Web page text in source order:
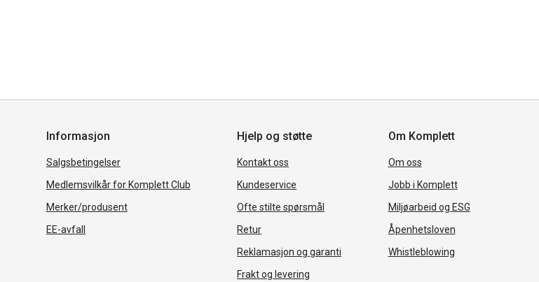
Informasjon
Salgsbetingelser
Medlemsvilkår for Komplett Club
Merker/produsent
EE-avfall
Hjelp og støtte
Kontakt oss
Kundeservice
Ofte stilte spørsmål
Retur
Reklamasjon og garanti
Frakt og levering
Om Komplett
Om oss
Jobb i Komplett
Miljøarbeid og ESG
Åpenhetsloven
Whistleblowing